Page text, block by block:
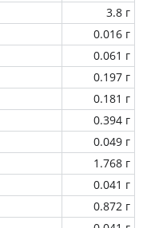
3.8 г
0.016 г
0.061 г
0.197 г
0.181 г
0.394 г
0.049 г
1.768 г
0.041 г
0.872 г